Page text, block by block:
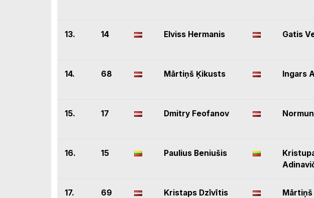
13. 14 Elviss Hermanis Gatis
14. 68 Mārtiņš Ķikusts Ingars
15. 17 Dmitry Feofanov
16. 15 Paulius Beniušis
17. 69 Kristaps Dzīvītis Mārtiņš